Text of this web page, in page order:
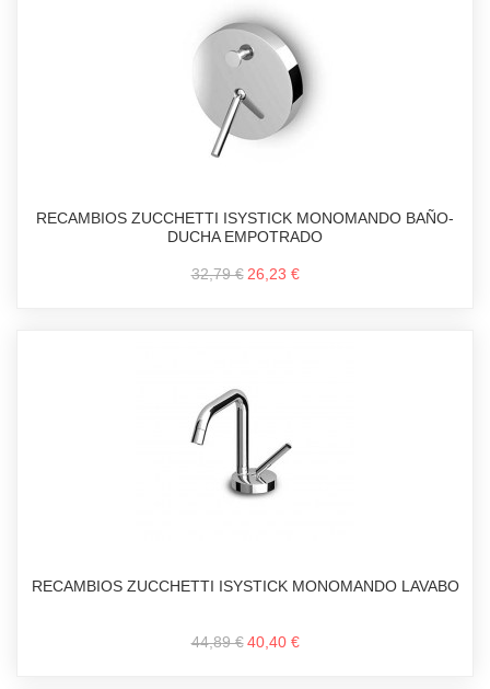
RECAMBIOS ZUCCHETTI ISYSTICK MONOMANDO BAÑO-
DUCHA EMPOTRADO
32,79 € 26,23 €
RECAMBIOS ZUCCHETTI ISYSTICK MONOMANDO LAVABO
44,89 € 40,40 €